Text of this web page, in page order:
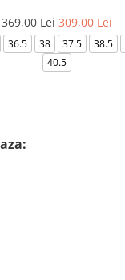
369,00 Lei309,00 Lei
36.5 38 37.5 38.5
40.5